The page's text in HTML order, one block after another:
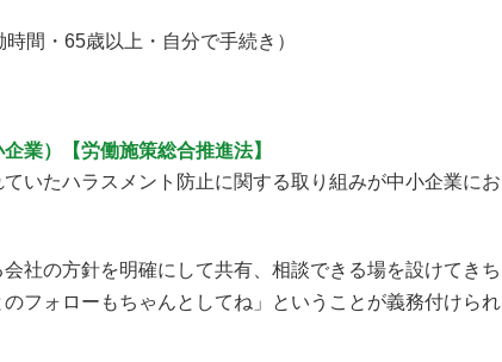
間・65歳以上・自分で手続き）
業）【労働施策総合推進法】
いたハラスメント防止に関する取り組みが中小企業にお
社の方針を明確にして共有、相談できる場を設けてきち
フォローもちゃんとしてね」ということが義務付けられ